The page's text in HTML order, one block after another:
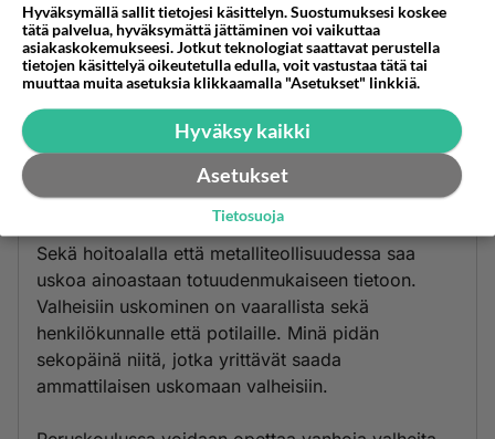
pääsin hoitoalan koulutukseen. Kun on sen testin
läpäissyt, pystyy kyllä selvittämään hyvinkin
monimutkaisia asioita.
Meitä on täällä kaksi, jotka on sen testin
läpäisseet. Me kumpikaan ei ole uskottu
ilmastohoureisiin, koska meillä on taatusti
totuudenmukaista tieteellistä tietoa.
Sekä hoitoalalla että metalliteollisuudessa saa
uskoa ainoastaan totuudenmukaiseen tietoon.
Valheisiin uskominen on vaarallista sekä
henkilökunnalle että potilaille. Minä pidän
sekopäinä niitä, jotka yrittävät saada
ammattilaisen uskomaan valheisiin.
Hyväksymällä sallit tietojesi käsittelyn. Suostumuksesi koskee
tätä palvelua, hyväksymättä jättäminen voi vaikuttaa
asiakaskokemukseesi. Jotkut teknologiat saattavat perustella
tietojen käsittelyä oikeutetulla edulla, voit vastustaa tätä tai
muuttaa muita asetuksia klikkaamalla "Asetukset" linkkiä.
Hyväksy kaikki
Asetukset
Tietosuoja